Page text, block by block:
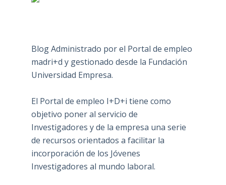
Blog Administrado por el Portal de empleo
madri+d y gestionado desde la Fundación
Universidad Empresa.
El Portal de empleo I+D+i tiene como
objetivo poner al servicio de
Investigadores y de la empresa una serie
de recursos orientados a facilitar la
incorporación de los Jóvenes
Investigadores al mundo laboral.